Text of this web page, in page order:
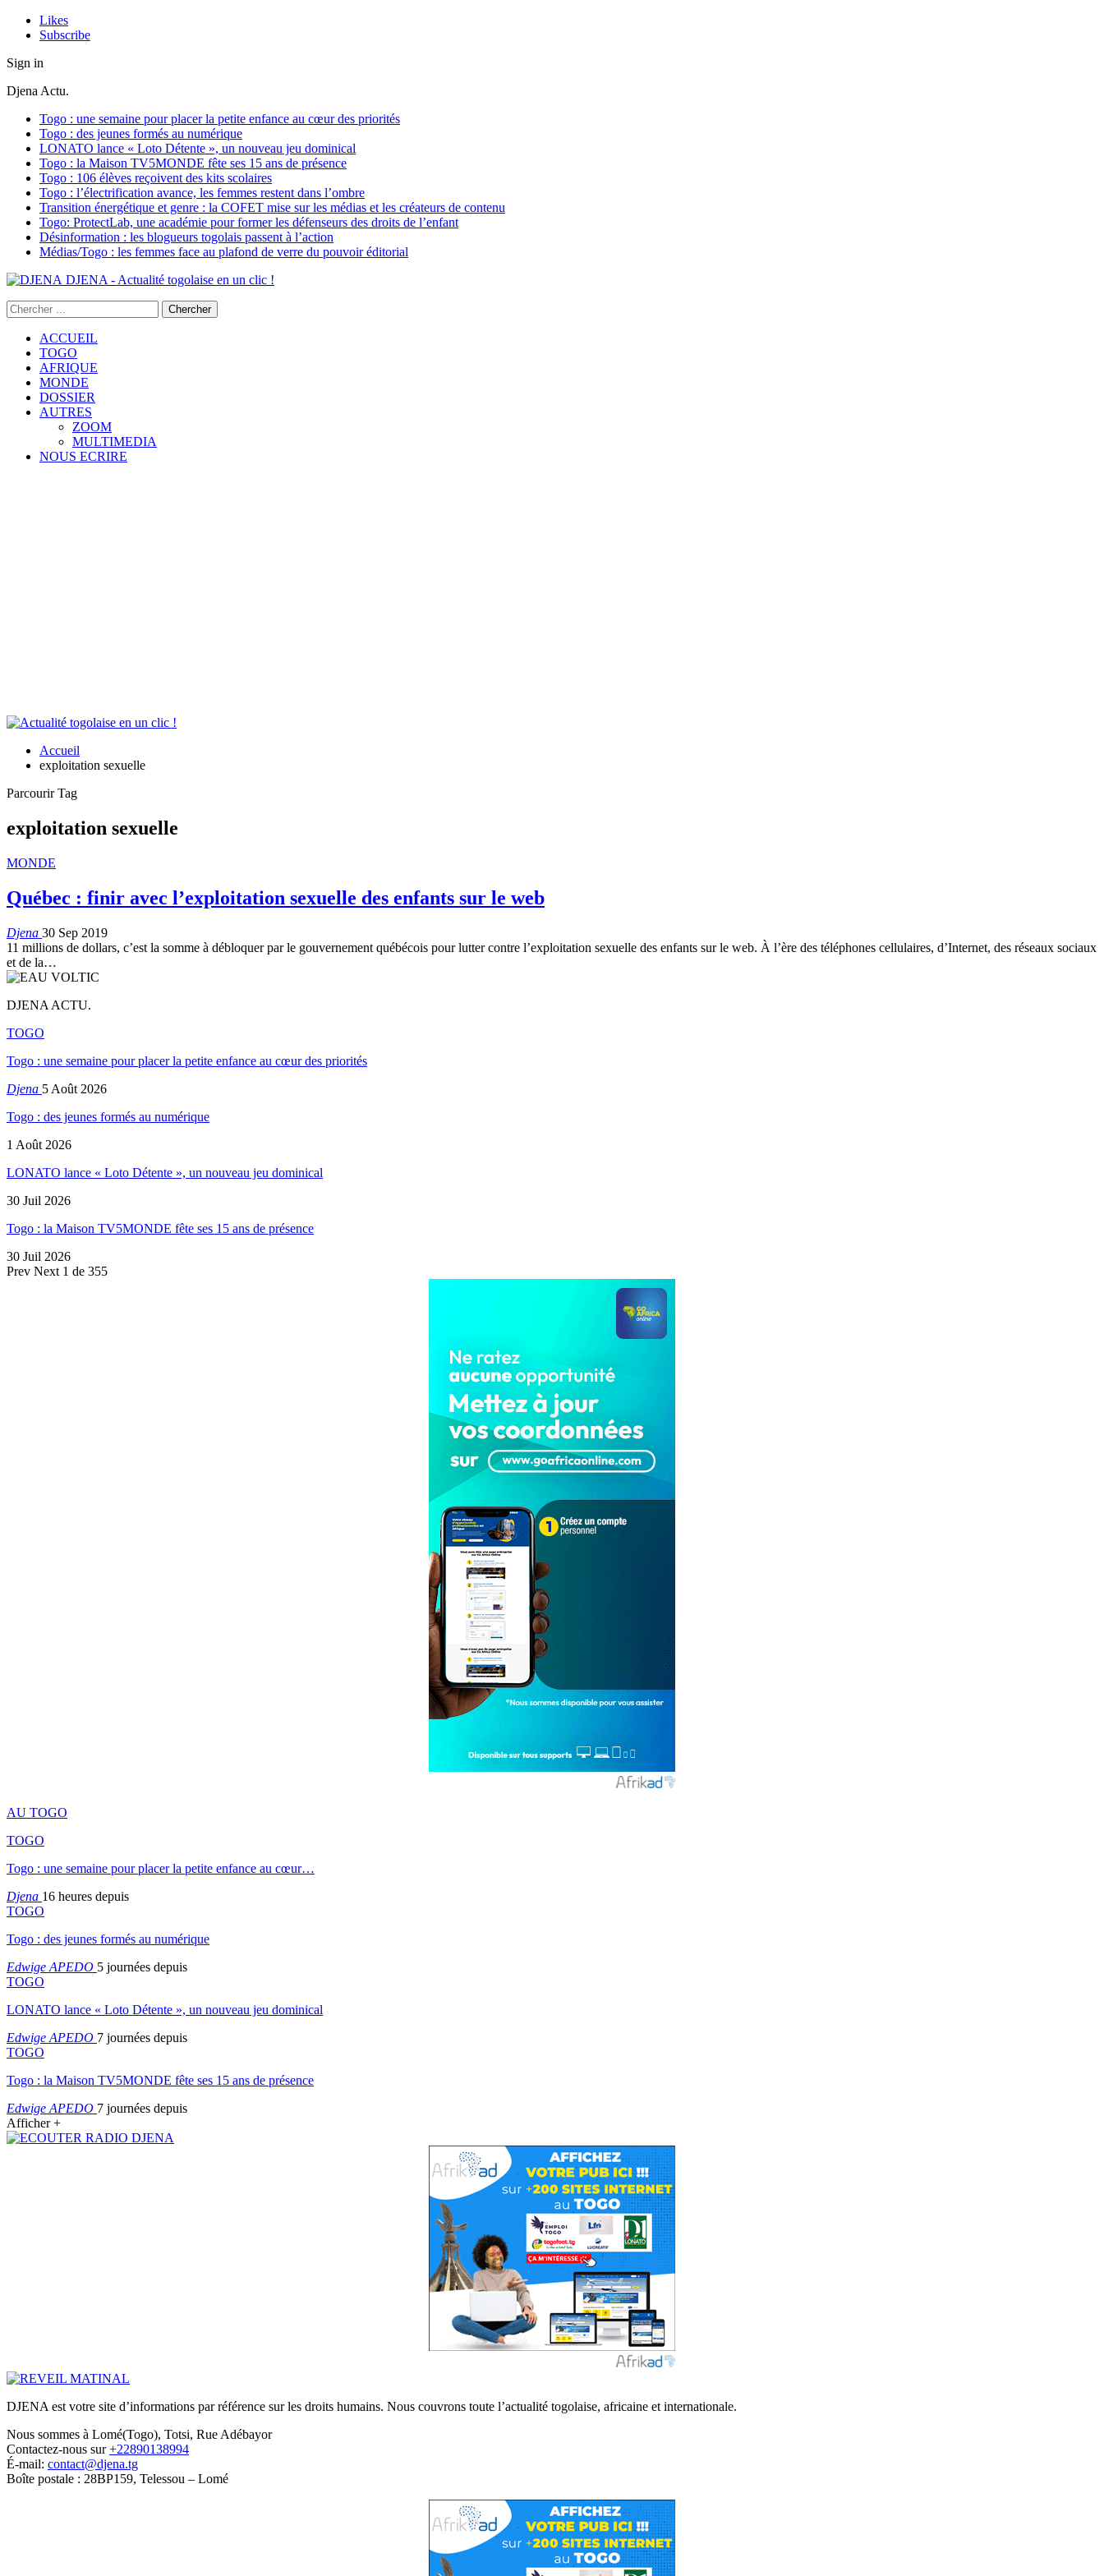
Likes
Subscribe
Sign in
Djena Actu.
Togo : une semaine pour placer la petite enfance au cœur des priorités
Togo : des jeunes formés au numérique
LONATO lance « Loto Détente », un nouveau jeu dominical
Togo : la Maison TV5MONDE fête ses 15 ans de présence
Togo : 106 élèves reçoivent des kits scolaires
Togo : l’électrification avance, les femmes restent dans l’ombre
Transition énergétique et genre : la COFET mise sur les médias et les créateurs de contenu
Togo: ProtectLab, une académie pour former les défenseurs des droits de l’enfant
Désinformation : les blogueurs togolais passent à l’action
Médias/Togo : les femmes face au plafond de verre du pouvoir éditorial
DJENA - Actualité togolaise en un clic !
ACCUEIL
TOGO
AFRIQUE
MONDE
DOSSIER
AUTRES
ZOOM
MULTIMEDIA
NOUS ECRIRE
Accueil
exploitation sexuelle
Parcourir Tag
exploitation sexuelle
MONDE
Québec : finir avec l’exploitation sexuelle des enfants sur le web
Djena 30 Sep 2019
11 millions de dollars, c’est la somme à débloquer par le gouvernement québécois pour lutter contre l’exploitation sexuelle des enfants sur le web. À l’ère des téléphones cellulaires, d’Internet, des réseaux sociaux
et de la…
DJENA ACTU.
TOGO
Togo : une semaine pour placer la petite enfance au cœur des priorités
Djena 5 Août 2026
Togo : des jeunes formés au numérique
1 Août 2026
LONATO lance « Loto Détente », un nouveau jeu dominical
30 Juil 2026
Togo : la Maison TV5MONDE fête ses 15 ans de présence
30 Juil 2026
Prev Next 1 de 355
AU TOGO
TOGO
Togo : une semaine pour placer la petite enfance au cœur…
Djena 16 heures depuis
TOGO
Togo : des jeunes formés au numérique
Edwige APEDO 5 journées depuis
TOGO
LONATO lance « Loto Détente », un nouveau jeu dominical
Edwige APEDO 7 journées depuis
TOGO
Togo : la Maison TV5MONDE fête ses 15 ans de présence
Edwige APEDO 7 journées depuis
Afficher +
DJENA est votre site d’informations par référence sur les droits humains. Nous couvrons toute l’actualité togolaise, africaine et internationale.
Nous sommes à Lomé(Togo), Totsi, Rue Adébayor
Contactez-nous sur+22890138994
É-mail: contact@djena.tg
Boîte postale : 28BP159, Telessou – Lomé